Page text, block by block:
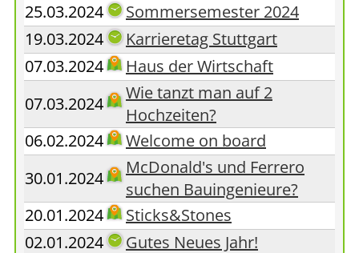
25.03.2024
Sommersemester 2024
19.03.2024
Karrieretag Stuttgart
07.03.2024
Haus der Wirtschaft
07.03.2024
Wie tanzt man auf 2
Hochzeiten?
06.02.2024
Welcome on board
30.01.2024
McDonald's und Ferrero
suchen Bauingenieure?
20.01.2024
Sticks&Stones
02.01.2024
Gutes Neues Jahr!